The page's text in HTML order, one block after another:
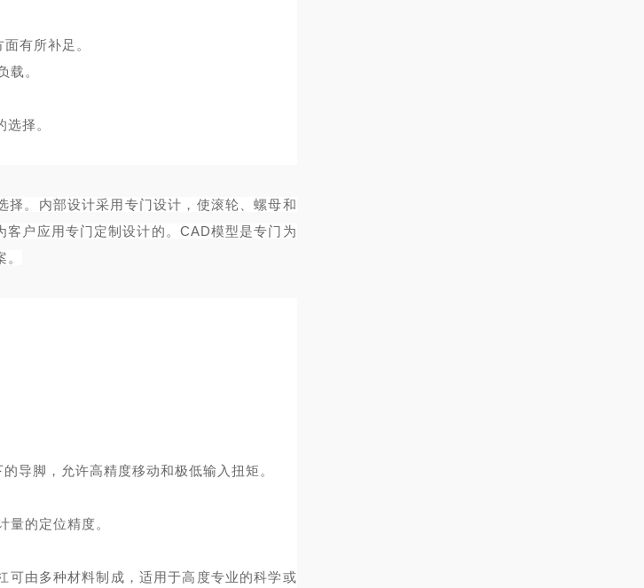
有所补足。
载。
选择。
择。内部设计采用专门设计，使滚轮、螺母和
户应用专门定制设计的。CAD模型是专门为
导脚，允许高精度移动和极低输入扭矩。
的定位精度。
可由多种材料制成，适用于高度专业的科学或